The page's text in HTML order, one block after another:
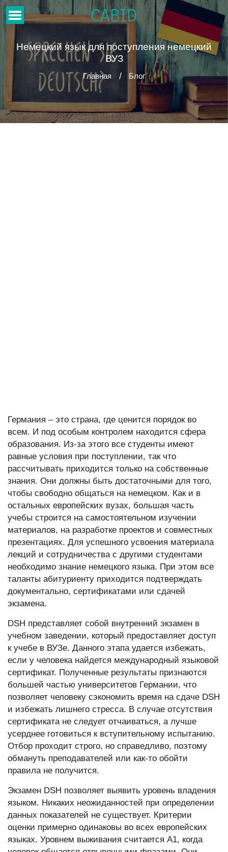
CABID
Немецкий язык для поступления немецкий
ВУЗ
Главная Блог
Германия – это страна, где ценится порядок во
всем. И под особым контролем находится сфера
образования. Из-за этого все студенты имеют
равные условия при поступлении, так что
рассчитывать приходится только на собственные
знания. Они должны быть достаточными для того,
чтобы свободно общаться на немецком. Как и в
остальных европейских вузах, большая часть
учебы строится на самостоятельном изучении
материалов, на разработке проектов и совместных
презентациях. Для успешного усвоения материала
лекций и сотрудничества с другими студентами
необходимо знание немецкого языка. При этом все
таланты абитуриенту приходится подтверждать
документально, сертификатами или сдачей
экзамена.
DSH представляет собой внутренний экзамен в
учебном заведении, который предоставляет доступ
к учебе в ВУЗе. Данного этапа удается избежать,
если у человека найдется международный языковой
сертификат. Полученные результаты признаются
большей частью университетов Германии, что
позволяет человеку сэкономить время на сдаче DSH
и избежать лишнего стресса. В случае отсутствия
сертификата не следует отчаиваться, а лучше
усерднее готовиться к вступительному испытанию.
Отбор проходит строго, но справедливо, поэтому
обмануть преподавателей или как-то обойти
правила не получится.
Экзамен DSH позволяет выявить уровень владения
языком. Никаких неожиданностей при определении
данных показателей не существует. Критерии
оценки примерно одинаковы во всех европейских
языках. Уровнем выживания считается A1, когда